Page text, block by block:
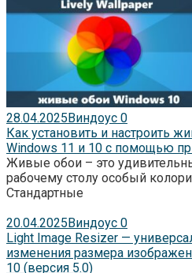
28.04.2025 Виндоус 0
Как установить и настроить
Windows 11 и 10 с помощью
Живые обои – это
рабочему столу особый
Стандартные
20.04.2025 Виндоус 0
Light Image Resizer —
изменения размера
10 (версия 5.0)